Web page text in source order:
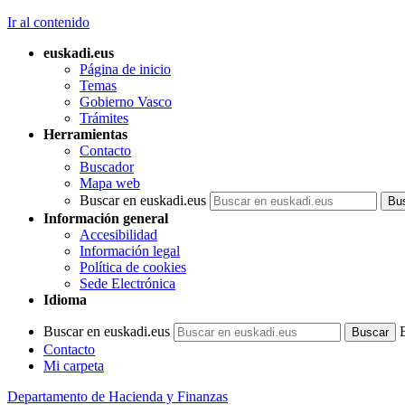
Ir al contenido
euskadi.eus
Página de inicio
Temas
Gobierno Vasco
Trámites
Herramientas
Contacto
Buscador
Mapa web
Buscar en euskadi.eus
Información general
Accesibilidad
Información legal
Política de cookies
Sede Electrónica
Idioma
Buscar en euskadi.eus
Contacto
Mi carpeta
Departamento de Hacienda y Finanzas